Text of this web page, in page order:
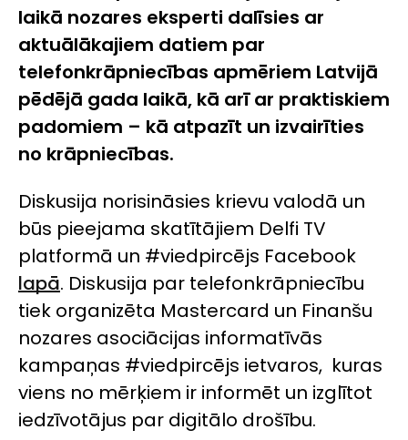
laikā nozares eksperti dalīsies ar
aktuālākajiem datiem par
telefonkrāpniecības apmēriem Latvijā
pēdējā gada laikā, kā arī ar praktiskiem
padomiem – kā atpazīt un izvairīties
no krāpniecības.
Diskusija norisināsies krievu valodā un
būs pieejama skatītājiem Delfi TV
platformā un #viedpircējs Facebook
lapā. Diskusija par telefonkrāpniecību
tiek organizēta Mastercard un Finanšu
nozares asociācijas informatīvās
kampaņas #viedpircējs ietvaros, kuras
viens no mērķiem ir informēt un izglītot
iedzīvotājus par digitālo drošību.